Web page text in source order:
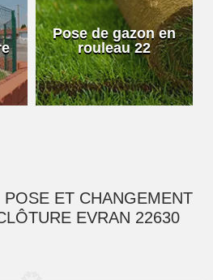
Pose de gazon en
rouleau 22
ET CHANGEMENT
EVRAN 22630